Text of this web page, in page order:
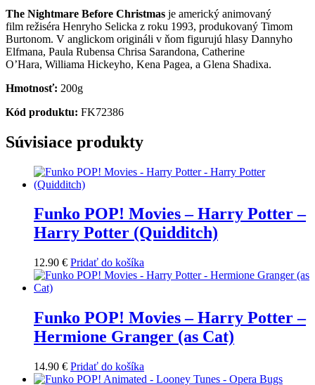
The Nightmare Before Christmas je americký animovaný
film režiséra Henryho Selicka z roku 1993, produkovaný Timom
Burtonom. V anglickom origináli v ňom figurujú hlasy Dannyho
Elfmana, Paula Rubensa Chrisa Sarandona, Catherine
O’Hara, Williama Hickeyho, Kena Pagea, a Glena Shadixa.
Hmotnosť: 200g
Kód produktu: FK72386
Súvisiace produkty
Funko POP! Movies – Harry Potter –
Harry Potter (Quidditch)
12.90 € Pridať do košíka
Funko POP! Movies – Harry Potter –
Hermione Granger (as Cat)
14.90 € Pridať do košíka